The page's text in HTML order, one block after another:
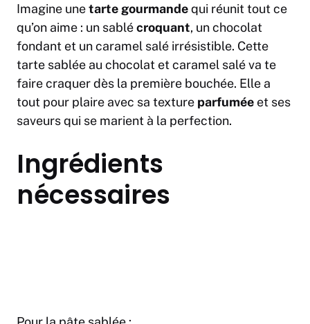
Imagine unetarte gourmandequi réunit tout ce
qu’on aime : un sablécroquant, un chocolat
fondant et un caramel salé irrésistible. Cette
tarte sablée au chocolat et caramel salé va te
faire craquer dès la première bouchée. Elle a
tout pour plaire avec sa texture parfumée et ses
saveurs qui se marient à la perfection.
Ingrédients
nécessaires